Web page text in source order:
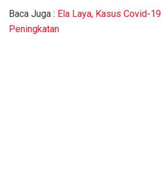
Baca Juga : Ela Laya, Kasus Covid-
Peningkatan